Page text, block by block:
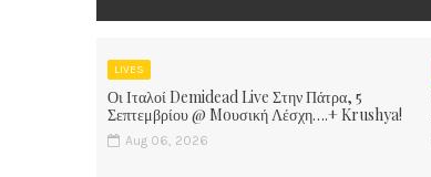
LIVES
Οι Ιταλοί Demidead Live Στην Πάτρα, 5
Σεπτεμβρίου @ Moυσική Λέσχη….+ Krushya!
Aug 06, 2026